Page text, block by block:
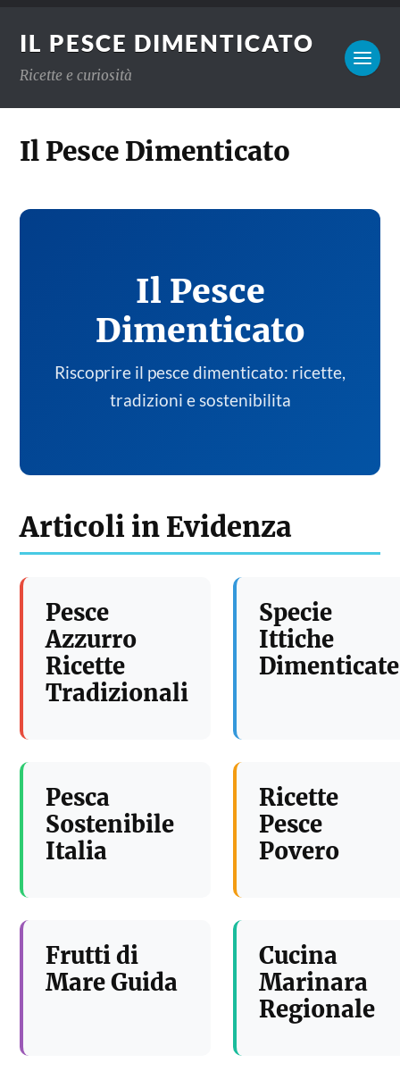
IL PESCE DIMENTICATO
Ricette e curiosità
Il Pesce Dimenticato
Il Pesce
Dimenticato
Riscoprire il pesce dimenticato: ricette,
tradizioni e sostenibilita
Articoli in Evidenza
Pesce
Azzurro
Ricette
Tradizionali
Specie
Ittiche
Dimenticate
Pesca
Sostenibile
Italia
Ricette
Pesce
Povero
Frutti di
Mare Guida
Cucina
Marinara
Regionale